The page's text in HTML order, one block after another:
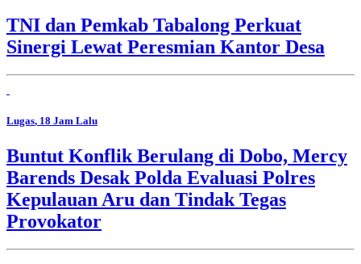
TNI dan Pemkab Tabalong Perkuat
Sinergi Lewat Peresmian Kantor Desa
Lugas, 18 Jam Lalu
Buntut Konflik Berulang di Dobo, Mercy
Barends Desak Polda Evaluasi Polres
Kepulauan Aru dan Tindak Tegas
Provokator